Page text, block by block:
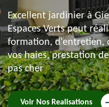
Excellent jardinier à
Espaces Verts peut
formation, d'entretien,
vos haies, prestation
pas cher
Voir Nos Realisations